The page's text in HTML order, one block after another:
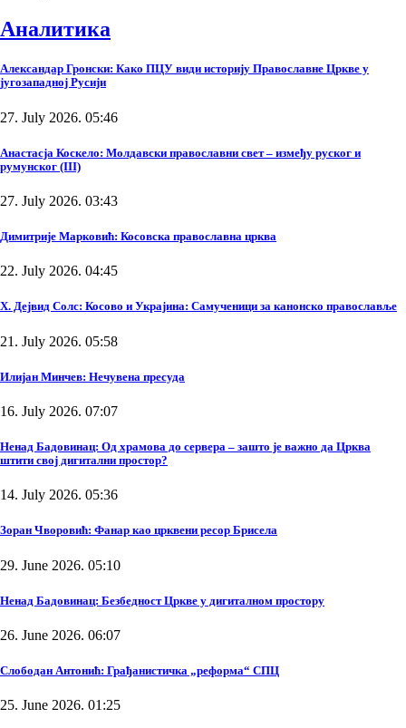
Аналитика
Александар Гронски: Како ПЦУ види историју Православне Цркве у
југозападној Русији
27. July 2026. 05:46
Анастасја Коскело: Молдавски православни свет – између руског и
румунског (III)
27. July 2026. 03:43
Димитрије Марковић: Косовска православна црква
22. July 2026. 04:45
Х. Дејвид Солс: Косово и Украјина: Самученици за канонско православље
21. July 2026. 05:58
Илијан Минчев: Нечувена пресуда
16. July 2026. 07:07
Ненад Бадовинац: Од храмова до сервера – зашто је важно да Црква
штити свој дигитални простор?
14. July 2026. 05:36
Зоран Чворовић: Фанар као црквени ресор Брисела
29. June 2026. 05:10
Ненад Бадовинац: Безбедност Цркве у дигиталном простору
26. June 2026. 06:07
Слободан Антонић: Грађанистичка „реформа“ СПЦ
25. June 2026. 01:25